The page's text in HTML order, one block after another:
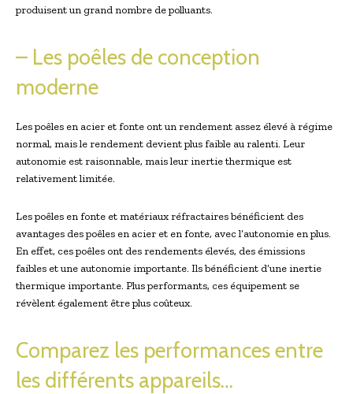
produisent un grand nombre de polluants.
– Les poêles de conception
moderne
Les poêles en acier et fonte ont un rendement assez élevé à régime
normal, mais le rendement devient plus faible au ralenti. Leur
autonomie est raisonnable, mais leur inertie thermique est
relativement limitée.
Les poêles en fonte et matériaux réfractaires bénéficient des
avantages des poêles en acier et en fonte, avec l’autonomie en plus.
En effet, ces poêles ont des rendements élevés, des émissions
faibles et une autonomie importante. Ils bénéficient d’une inertie
thermique importante. Plus performants, ces équipement se
révèlent également être plus coûteux.
Comparez les performances entre
les différents appareils…